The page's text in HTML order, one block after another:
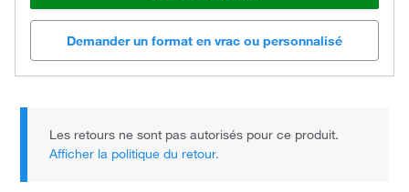
Demander un format en vrac ou personnalisé
Les retours ne sont pas autorisés pour ce produit.
Afficher la politique du retour.